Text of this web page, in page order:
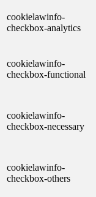
cookielawinfo-
checkbox-analytics
cookielawinfo-
checkbox-functional
cookielawinfo-
checkbox-necessary
cookielawinfo-
checkbox-others